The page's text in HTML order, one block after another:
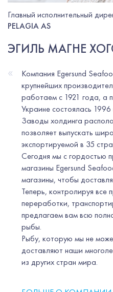
Главный исполнительный
PELAGIA AS
ЭГИЛЬ МАГНЕ
«
Компания Egersund
крупнейших
работаем с 1921 года, а
Украине состоялась 1996
Заводы холдинга
позволяет выпускать
экспортируемой в 35
Сегодня мы с гордостью
магазины Egersund
магазины, чтобы
Теперь, контролируя все
переработки,
предлагаем вам всю
рыбы.
Рыбу, которую мы не
доставляют наши
из других стран мира.